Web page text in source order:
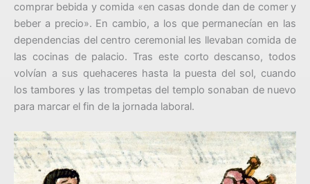
comprar bebida y comida «en casas donde dan de comer y
beber a precio». En cambio, a los que permanecían en las
dependencias del centro ceremonial les llevaban comida de
las cocinas de palacio. Tras este corto descanso, todos
volvían a sus quehaceres hasta la puesta del sol, cuando
los tambores y las trompetas del templo sonaban de nuevo
para marcar el fin de la jornada laboral.